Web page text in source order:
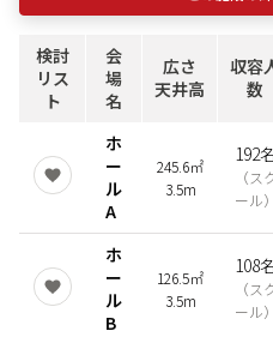
検討
リス
ト
会
場
名
広さ
天井高
収容
数
ホ
ー
ル
A
245.6㎡
3.5m
192
（ス
ール）
ホ
ー
ル
B
126.5㎡
3.5m
108
（ス
ール）